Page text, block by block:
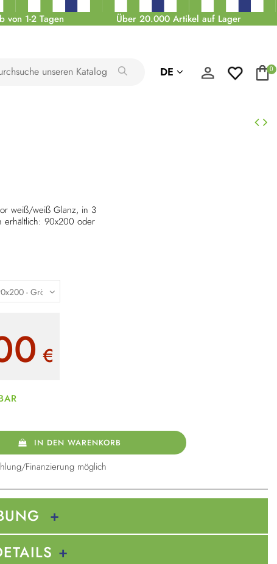
von 1-2 Tagen Über 20.000 Artikel auf Lager
DE 0
weiß/weiß Glanz, in 3
erhältlich: 90x200 oder
€
IN DEN WARENKORB
Finanzierung möglich